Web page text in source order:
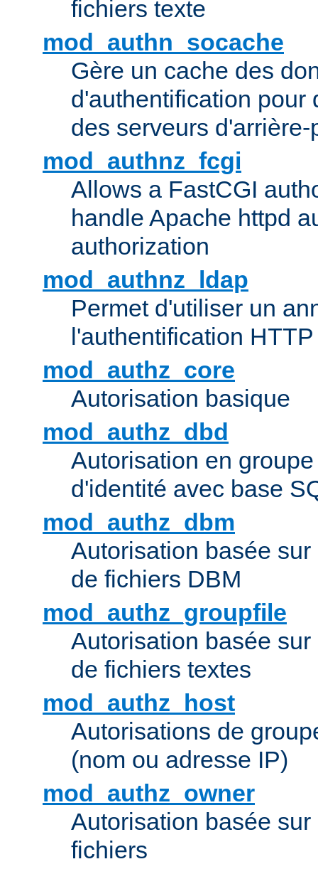
fichiers texte
mod_authn_socache
Gère un cache des
d'authentification pour
des serveurs d'arrière-
mod_authnz_fcgi
Allows a FastCGI
handle Apache httpd
authorization
mod_authnz_ldap
Permet d'utiliser un
l'authentification
mod_authz_core
Autorisation basique
mod_authz_dbd
Autorisation en
d'identité avec base
mod_authz_dbm
Autorisation basée
de fichiers DBM
mod_authz_groupfile
Autorisation basée
de fichiers textes
mod_authz_host
Autorisations de
(nom ou adresse IP)
mod_authz_owner
Autorisation basée
fichiers